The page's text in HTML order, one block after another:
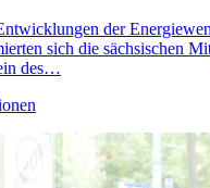
der
sich die sächsischen
des…